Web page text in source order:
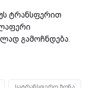
ტრანსფერით
გამოჩნდება.